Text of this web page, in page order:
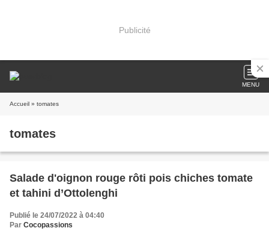
Publicité
MENU
Accueil » tomates
tomates
Salade d'oignon rouge rôti pois chiches tomate
et tahini d’Ottolenghi
Publié le 24/07/2022 à 04:40
Par Cocopassions